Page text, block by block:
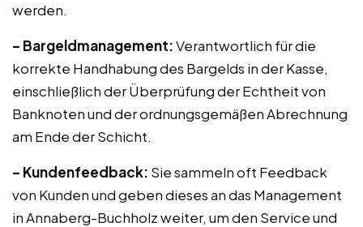
werden.
– Bargeldmanagement:Verantwortlich für die
korrekte Handhabung des Bargelds in der Kasse,
einschließlich der Überprüfung der Echtheit von
Banknoten und der ordnungsgemäßen Abrechnung
am Ende der Schicht.
– Kundenfeedback: Sie sammeln oft Feedback
von Kunden und geben dieses an das Management
in Annaberg-Buchholz weiter, um den Service und